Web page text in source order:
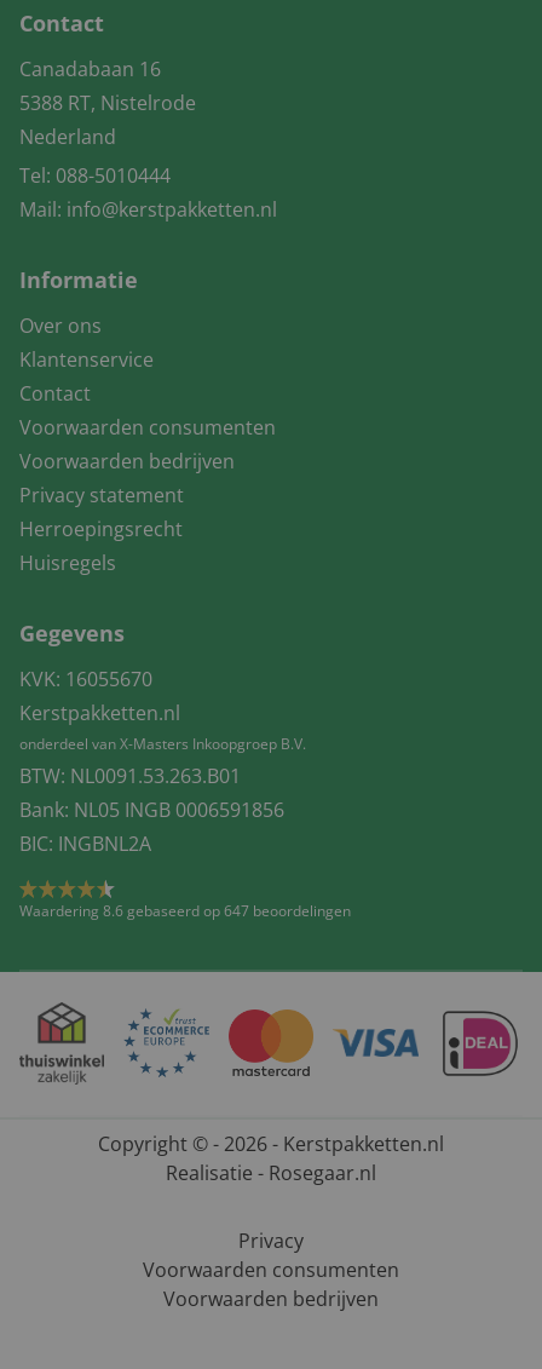
Contact
Canadabaan 16
5388 RT, Nistelrode
Nederland
Tel: 088-5010444
Mail: info@kerstpakketten.nl
Informatie
Over ons
Klantenservice
Contact
Voorwaarden consumenten
Voorwaarden bedrijven
Privacy statement
Herroepingsrecht
Huisregels
Gegevens
KVK: 16055670
Kerstpakketten.nl
onderdeel van X-Masters Inkoopgroep B.V.
BTW: NL0091.53.263.B01
Bank: NL05 INGB 0006591856
BIC: INGBNL2A
Waardering 8.6 gebaseerd op 647 beoordelingen
Copyright © - 2026 - Kerstpakketten.nl
Realisatie - Rosegaar.nl
Privacy
Voorwaarden consumenten
Voorwaarden bedrijven